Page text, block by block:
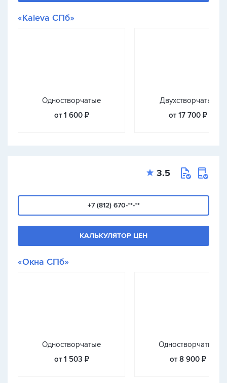
«Kaleva СПб»
Одностворчатые
от 1 600 ₽
Двухстворчатые
от 17 700 ₽
3.5
+7 (812) 670-**-**
КАЛЬКУЛЯТОР ЦЕН
«Окна СПб»
Одностворчатые
от 1 503 ₽
Одностворчатые
от 8 900 ₽